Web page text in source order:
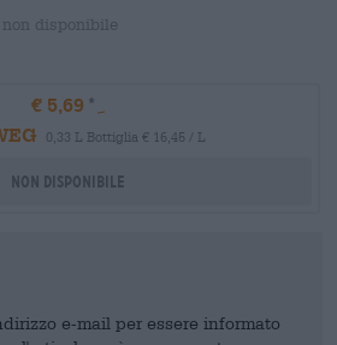
disponibile
€ 5,69
0,33 L Bottiglia € 16,45 / L
Non disponibile
e-mail per essere informato